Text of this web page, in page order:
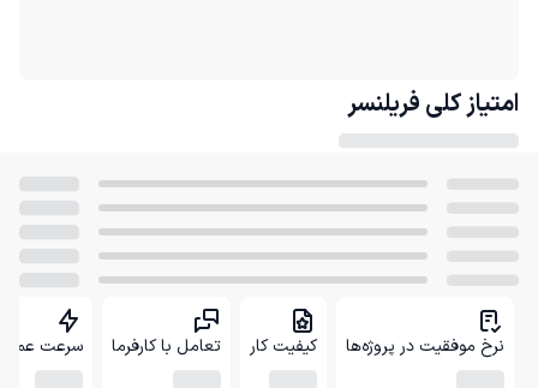
امتیاز کلی فریلنسر
نرخ موفقیت در پروژه‌ها کیفیت کار تعامل با کارفرما سرعت عمل